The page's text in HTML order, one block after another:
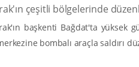
çeşitli bölgelerinde
başkenti Bağdat'ta yüksek
bombalı araçla saldırı